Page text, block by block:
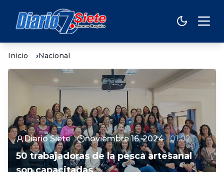
Inicio Nacional
Diario Siete noviembre 16, 2024 01:02
50 trabajadoras de la pesca artesanal